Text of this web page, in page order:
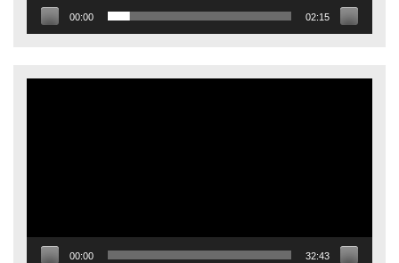
00:00 02:15
00:00 32:43